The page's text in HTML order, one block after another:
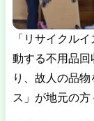
「リサイクル
動する不用品
り、故人の品
ス」が地元の方